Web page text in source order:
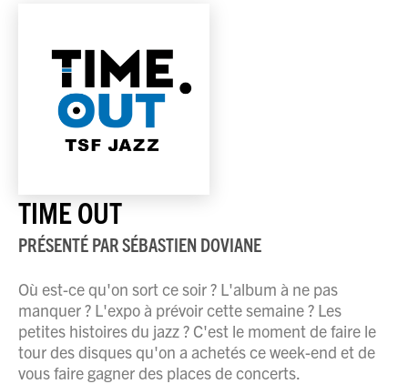
TIME OUT
PRÉSENTÉ PARSÉBASTIEN DOVIANE
Où est-ce qu'on sort ce soir ? L'album à ne pas
manquer ? L'expo à prévoir cette semaine ? Les
petites histoires du jazz ? C'est le moment de faire le
tour des disques qu'on a achetés ce week-end et de
vous faire gagner des places de concerts.